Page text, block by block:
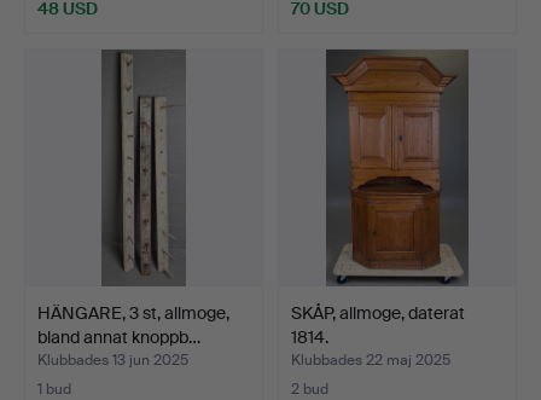
48 USD 70 USD
HÄNGARE, 3 st, allmoge,
bland annat knoppb…
Klubbades 13 jun 2025
1 bud
SKÅP, allmoge, daterat
1814.
Klubbades 22 maj 2025
2 bud